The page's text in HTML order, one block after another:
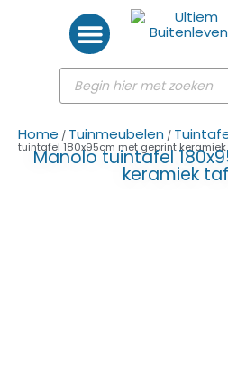
Home / Tuinmeubelen /
tuintafel 180x95cm met geprint
Manolo tuintafel
keramiek